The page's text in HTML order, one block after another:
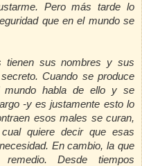
Pero más tarde lo
que en el mundo se
tienen sus nombres y sus
Cuando se produce
mundo habla de ello y se
-y es justamente esto lo
esos males se curan,
quiere decir que esas
En cambio, la que
Desde tiempos